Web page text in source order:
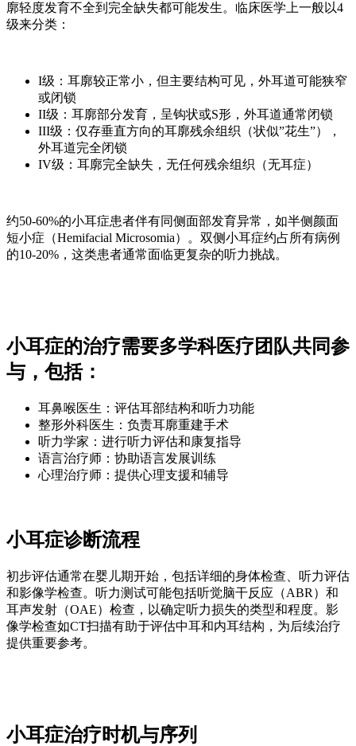
廓轻度发育不全到完全缺失都可能发生。临床医学上一般以4
级来分类：
I级：耳廓较正常小，但主要结构可见，外耳道可能狭窄
或闭锁
II级：耳廓部分发育，呈钩状或S形，外耳道通常闭锁
III级：仅存垂直方向的耳廓残余组织（状似”花生”），
外耳道完全闭锁
IV级：耳廓完全缺失，无任何残余组织（无耳症）
约50-60%的小耳症患者伴有同侧面部发育异常，如半侧颜面
短小症（Hemifacial Microsomia）。双侧小耳症约占所有病例
的10-20%，这类患者通常面临更复杂的听力挑战。
小耳症的治疗需要多学科医疗团队共同参
与，包括：
耳鼻喉医生：评估耳部结构和听力功能
整形外科医生：负责耳廓重建手术
听力学家：进行听力评估和康复指导
语言治疗师：协助语言发展训练
心理治疗师：提供心理支援和辅导
小耳症诊断流程
初步评估通常在婴儿期开始，包括详细的身体检查、听力评估
和影像学检查。听力测试可能包括听觉脑干反应（ABR）和
耳声发射（OAE）检查，以确定听力损失的类型和程度。影
像学检查如CT扫描有助于评估中耳和内耳结构，为后续治疗
提供重要参考。
小耳症治疗时机与序列